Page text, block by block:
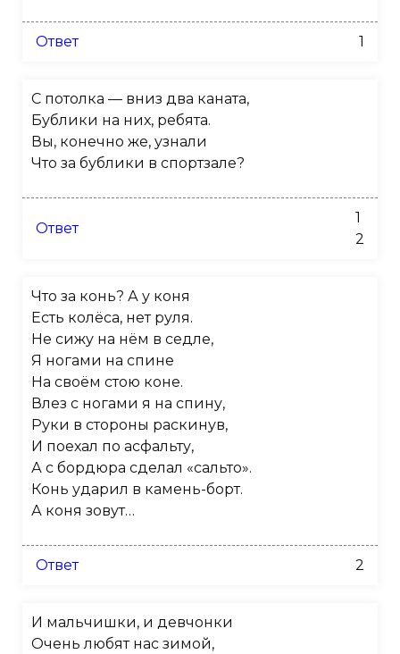
Ответ 1
С потолка — вниз два каната,
Бублики на них, ребята.
Вы, конечно же, узнали
Что за бублики в спортзале?
Ответ
1
2
Что за конь? А у коня
Есть колёса, нет руля.
Не сижу на нём в седле,
Я ногами на спине
На своём стою коне.
Влез с ногами я на спину,
Руки в стороны раскинув,
И поехал по асфальту,
А с бордюра сделал «сальто».
Конь ударил в камень-борт.
А коня зовут…
Ответ 2
И мальчишки, и девчонки
Очень любят нас зимой,